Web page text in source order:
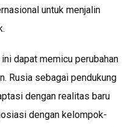
untuk menjalin
dapat memicu perubahan
Rusia sebagai pendukung
dengan realitas baru
dengan kelompok-